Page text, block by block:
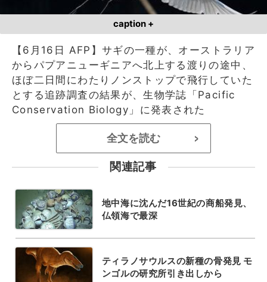
caption +
【6月16日 AFP】サギの一種が、オーストラリア
からパプアニューギニアへ北上する渡りの途中、
ほぼ二日間にわたりノンストップで飛行していた
とする追跡調査の結果が、生物学誌「Pacific
Conservation Biology」に発表された
全文を読む >
関連記事
地中海に沈んだ16世紀の商船発見、
仏領海で最深
ティラノサウルスの新種の骨発見 モ
ンゴルの研究所引き出しから